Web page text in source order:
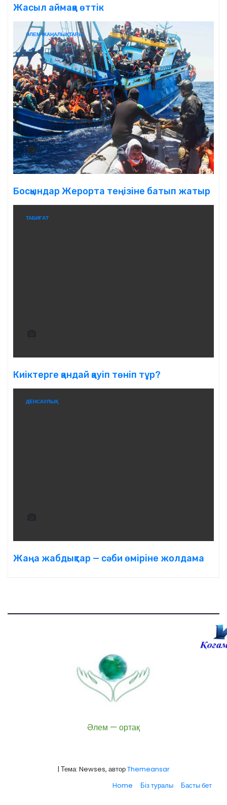
Жасыл аймаққа өттік
ӘЛЕМ ЖАҢАЛЫҚТАРЫ
Босқындар Жерорта теңізіне батып жатыр
ТАБИҒАТ
Киіктерге қандай қауіп төніп тұр?
ДЕНСАУЛЫҚ
Жаңа жабдықтар — сәби өміріне жолдама
Әлем — ортақ
| Тема: Newses, авторThemeansar
Home
Біз туралы Басты бет